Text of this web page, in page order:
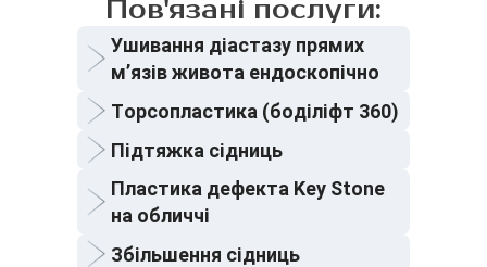
Пов'язані послуги:
Ушивання діастазу прямих
мʼязів живота ендоскопічно
Торсопластика (боділіфт 360)
Підтяжка сідниць
Пластика дефекта Key Stone
на обличчі
Збільшення сідниць